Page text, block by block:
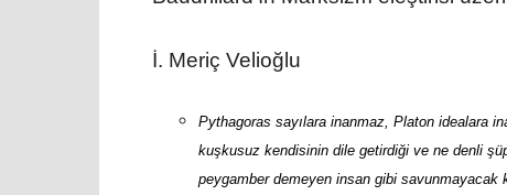
İ. Meriç Velioğlu
Pythagoras sayılara inanmaz, Platon idealara
kuşkusuz kendisinin dile getirdiği ve ne denli
peygamber demeyen insan gibi